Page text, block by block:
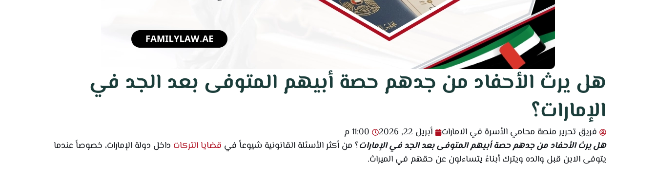
هل يرث الأحفاد من جدهم حصة أبيهم المتوفى بعد الجد في
الإمارات؟
فريق تحرير منصة محامي الأسرة في الامارات أبريل 22, 2026
11:00 م
هل يرث الأحفاد من جدهم حصة أبيهم المتوفى بعد الجدفي الإمارات؟ من أكثر الأسئلة القانونية شيوعاً في قضايا التركات داخل دولة الإمارات، خصوصاً عندما
يتوفى الابن قبل والده ويترك أبناءً يتساءلون عن حقهم في الميراث.